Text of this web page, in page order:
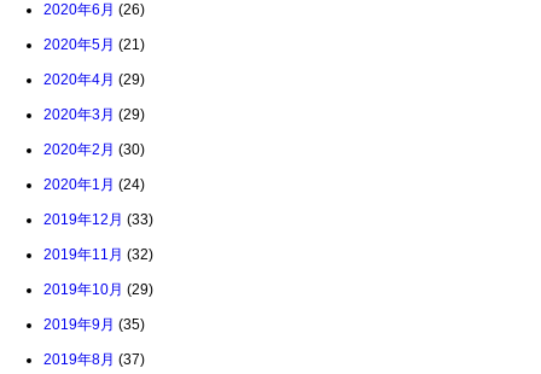
2020年6月 (26)
2020年5月 (21)
2020年4月 (29)
2020年3月 (29)
2020年2月 (30)
2020年1月 (24)
2019年12月 (33)
2019年11月 (32)
2019年10月 (29)
2019年9月 (35)
2019年8月 (37)